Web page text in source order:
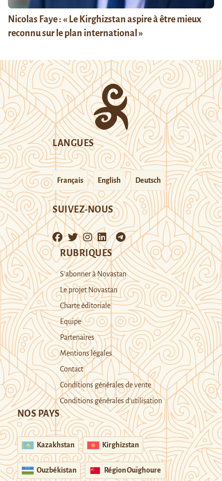
Nicolas Faye : « Le Kirghizstan aspire à être mieux
reconnu sur le plan international »
LANGUES
Français English Deutsch
SUIVEZ-NOUS
RUBRIQUES
S’abonner à Novastan
Le projet Novastan
Charte éditoriale
Equipe
Partenaires
Mentions légales
Contact
Conditions générales de vente
Conditions générales d’utilisation
NOS PAYS
Kazakhstan Kirghizstan
Ouzbékistan Région Ouïghoure